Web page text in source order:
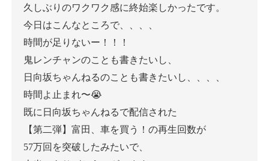
久しぶりのワクワク感に終始楽しかったです。
今日はこんなところで、、、、
時間が足りないー！！！
鬼レンチャンのことも書きたいし、
日向坂ちゃんねるのことも書きたいし、、、、
時間よ止まれ〜😭
既に日向坂ちゃんねるで配信された
【第二弾】富田、車を買う！の再生回数が
57万回を突破したみたいで、